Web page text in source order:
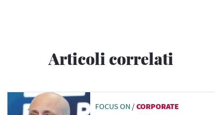
Articoli correlati
FOCUS ON /CORPORATE